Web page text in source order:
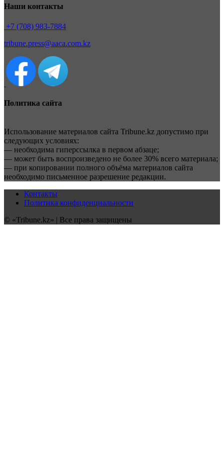
Наши контакты
+7 (708) 983-7884
tribune.press@aaca.com.kz
Политика сайта
Использование материалов сайта Tribune.kz допустимо при
следующих условиях:
— необходима гиперссылка в первом абзаце;
— может быть воспроизведено не более 30% всего материала;
— при копировании полного объёма материалов сайта
необходимо письменное разрешение редакции.
Контакты
Политика конфиденциальности
© «Tribune.kz» | Все права защищены